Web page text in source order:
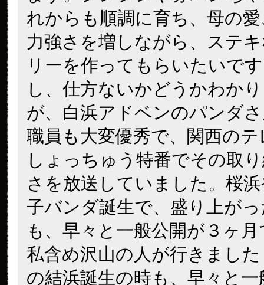
れからも順調に育ち、母の
力強さを増しながら、ステ
リーを作ってもらいたいで
し、仕方ないかどうかわか
が、白浜アドベンのパンダ
職員も大変優秀で、関西の
しょっちゅう特番でその取
さを放送していました。桜
子バンダ誕生で、盛り上が
も、早々と一般公開が３ヶ
私含め沢山の人が行きまし
の結浜誕生の時も、早々と